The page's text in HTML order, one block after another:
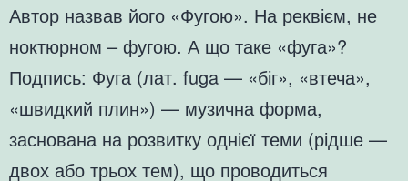
Автор назвав його «Фугою». На реквієм, не
ноктюрном – фугою. А що таке «фуга»?
Подпись: Фуга (лат. fuga — «біг», «втеча»,
«швидкий плин») — музична форма,
заснована на розвитку однієї теми (рідше —
двох або трьох тем), що проводиться